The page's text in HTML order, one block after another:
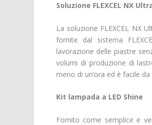
Soluzione FLEXCEL NX
La soluzione FLEXCEL NX
fornite dal sistema
lavorazione delle piastre
volumi di produzione di
meno di un’ora ed è facile
Kit lampada a LED Shine
Fornito come semplice e